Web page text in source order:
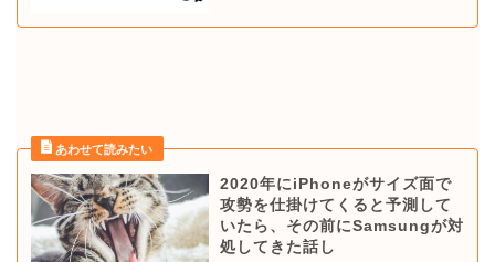
2020年にiPhoneがサイズ面で
攻勢を仕掛けてくると予測して
いたら、その前にSamsungが対
処してきた話し